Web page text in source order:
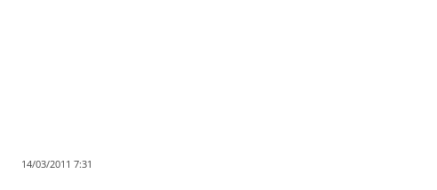
14/03/2011 7:31